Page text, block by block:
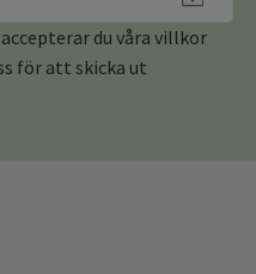
du våra villkor
för att skicka ut